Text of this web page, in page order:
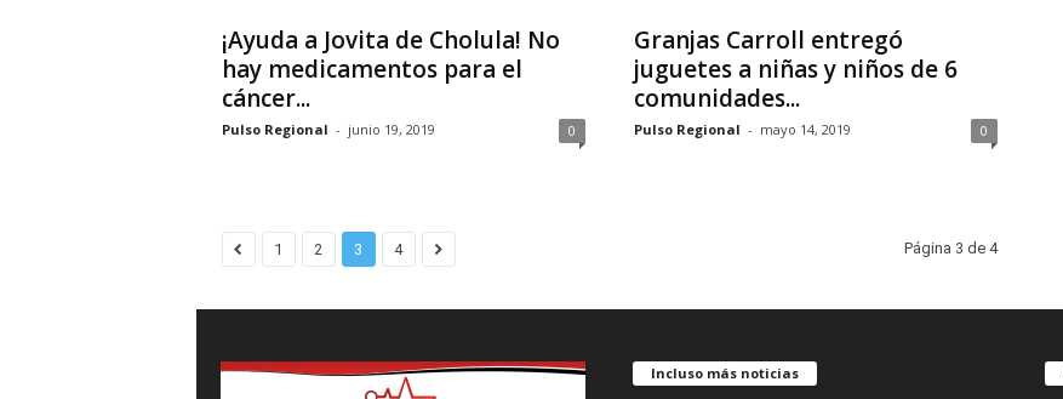
¡Ayuda a Jovita de Cholula! No
hay medicamentos para el
cáncer...
Pulso Regional - junio 19, 2019 0
Granjas Carroll entregó
juguetes a niñas y niños de 6
comunidades...
Pulso Regional - mayo 14, 2019 0
1 2 3 4 Página 3 de 4
Incluso más noticias